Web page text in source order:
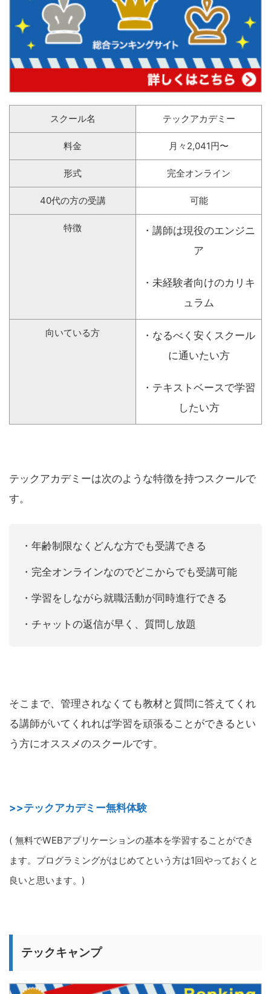
スクール名 テックアカデミー
料金 月々2,041円〜
形式 完全オンライン
40代の方の受講 可能
特徴
・講師は現役のエンジニ
ア
・未経験者向けのカリキ
ュラム
向いている方
・なるべく安くスクール
に通いたい方
・テキストベースで学習
したい方
テックアカデミーは次のような特徴を持つスクールで
す。
・年齢制限なくどんな方でも受講できる
・完全オンラインなのでどこからでも受講可能
・学習をしながら就職活動が同時進行できる
・チャットの返信が早く、質問し放題
そこまで、管理されなくても教材と質問に答えてくれ
る講師がいてくれれば学習を頑張ることができるとい
う方にオススメのスクールです。
>>テックアカデミー無料体験
( 無料でWEBアプリケーションの基本を学習することができ
ます。プログラミングがはじめてという方は1回やっておくと
良いと思います。)
テックキャンプ